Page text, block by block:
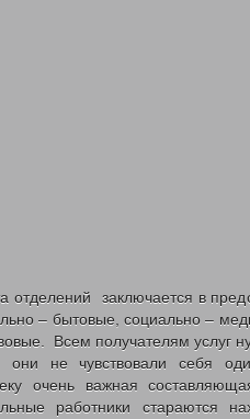
отделений заключается в
– бытовые, социально –
Всем получателям услуг
они не чувствовали себя
очень важная
работники стараются